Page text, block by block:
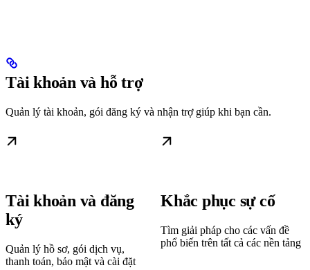
Tài khoản và hỗ trợ
Quản lý tài khoản, gói đăng ký và nhận trợ giúp khi bạn cần.
Tài khoản và đăng
ký
Quản lý hồ sơ, gói dịch vụ,
thanh toán, bảo mật và cài đặt
Khắc phục sự cố
Tìm giải pháp cho các vấn đề
phổ biến trên tất cả các nền tảng